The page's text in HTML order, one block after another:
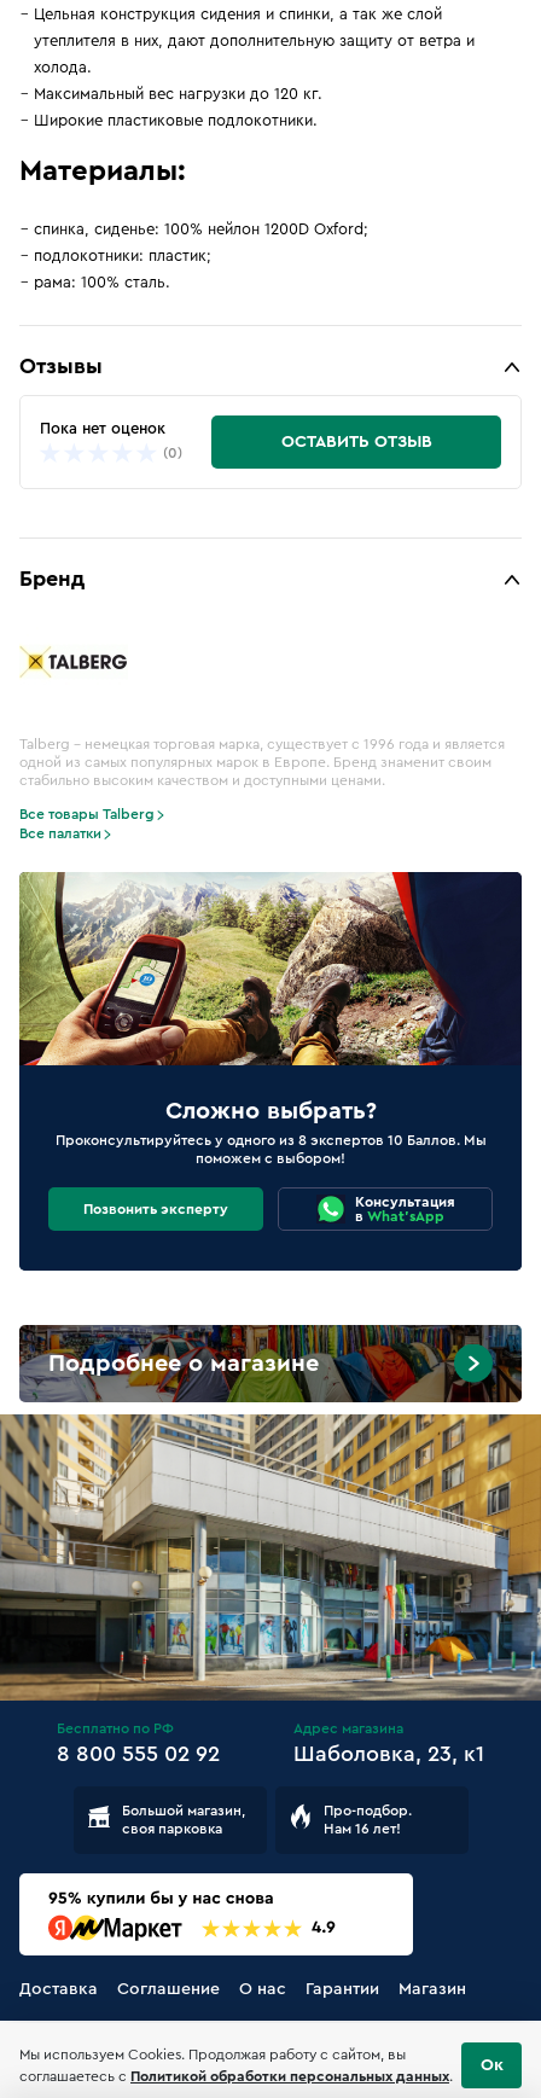
Цельная конструкция сидения и спинки, а так же слой
утеплителя в них, дают дополнительную защиту от ветра и
холода.
Максимальный вес нагрузки до 120 кг.
Широкие пластиковые подлокотники.
Материалы:
спинка, сиденье: 100% нейлон 1200D Oxford;
подлокотники: пластик;
рама: 100% сталь.
Отзывы
Пока нет оценок
(0)
ОСТАВИТЬ ОТЗЫВ
Бренд
Talberg – немецкая торговая марка, существует с 1996 года и является
одной из самых популярных марок в Европе. Бренд знаменит своим
стабильно высоким качеством и доступными ценами.
Все товары Talberg
Все палатки
Сложно выбрать?
Проконсультируйтесь у одного из 8 экспертов 10 Баллов. Мы
поможем с выбором!
Позвонить эксперту
Консультация
в What'sApp
Подробнее о магазине
Бесплатно по РФ
8 800 555 02 92
Адрес магазина
Шаболовка, 23, к1
Большой магазин,
своя парковка
Про-подбор.
Нам 16 лет!
Доставка Соглашение О нас Гарантии Магазин
Мы используем Cookies. Продолжая работу с сайтом, вы
соглашаетесь с Политикой обработки персональных данных.
Ок